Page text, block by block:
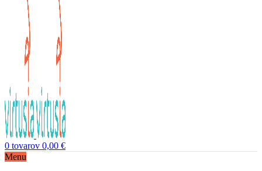
0 tovarov 0,00 €
Menu